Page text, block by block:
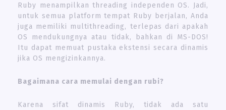
Ruby menampilkan threading independen OS. Jadi,
untuk semua platform tempat Ruby berjalan, Anda
juga memiliki multithreading, terlepas dari apakah
OS mendukungnya atau tidak, bahkan di MS-DOS!
Itu dapat memuat pustaka ekstensi secara dinamis
jika OS mengizinkannya.
Bagaimana cara memulai dengan rubi?
Karena sifat dinamis Ruby, tidak ada satu